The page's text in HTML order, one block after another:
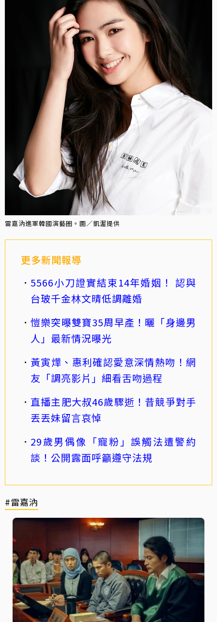
雷嘉汭進軍韓國演藝圈。圖／凱渥提供
更多新聞報導
5566小刀證實結束14年婚姻！ 認與
台玻千金林文晴低調離婚
愷樂突曝雙寶35周早產！曬「身邊男
人」最新情況曝光
黃寅燁、惠利確認愛意深情熱吻！網
友「調亮影片」細看舌吻過程
直播主肥大叔46歲驟逝！昔競爭對手
丟丟妹留言哀悼
29歲男偶像「寵粉」誤觸法遭警約
談！公開露面呼籲遵守法規
#雷嘉汭